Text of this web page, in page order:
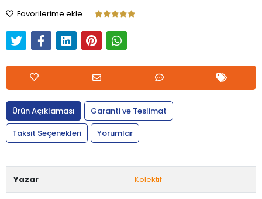
Favorilerime ekle
Ürün Açıklaması
Garanti ve Teslimat
Taksit Seçenekleri
Yorumlar
Yazar Kolektif